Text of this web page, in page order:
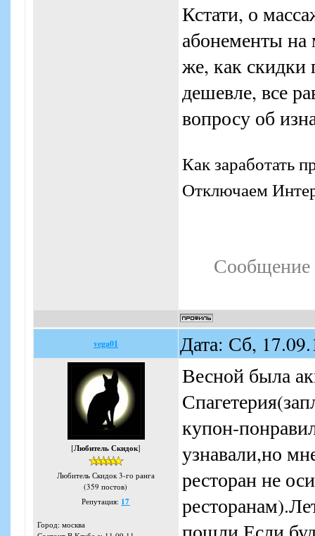
Кстати, о
абонементы на
же, как
дешевле, все
вопросу об
Как заработать
Отключаем
Сообщение
vega01 Дата: Сб,
[Любитель Скидок]
Любитель Скидок 3-го ранга
(359 постов)
Репутация: 17
Город: москва
Весной была
купон-
узнавали,но
ресторан не